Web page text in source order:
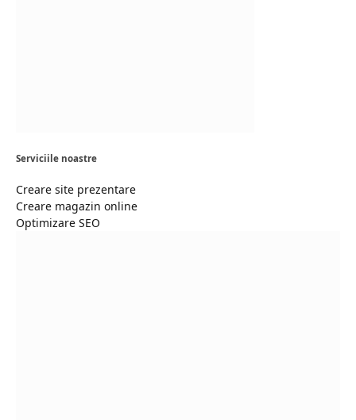
Serviciile noastre
Creare site prezentare
Creare magazin online
Optimizare SEO